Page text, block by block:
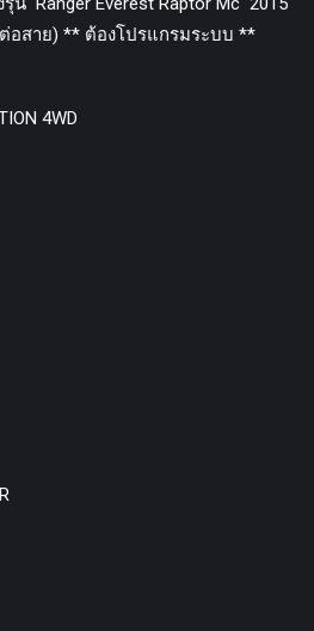
อสาย) ** ต้องโปรแกรมระบบ **
4WD